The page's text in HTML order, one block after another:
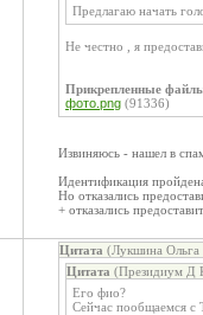
Предлагаю начать
Не честно , я
Прикрепленные
фото.png (91336)
Извиняюсь - нашел в
Идентификация
Но отказались
+ отказались
Цитата (Лукшина
Цитата (Президиум Д
Его фио?
Сейчас пообщаемся с